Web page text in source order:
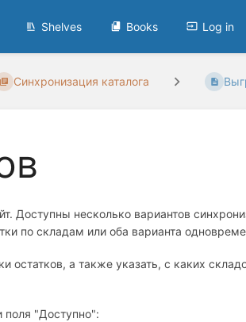
Shelves Books Log in
Синхронизация каталога
Доступны несколько вариантов
по складам или оба варианта
а также указать, с каких
поля "Доступно":